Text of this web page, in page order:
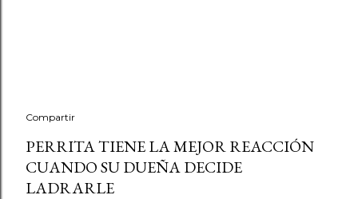
Compartir
PERRITA TIENE LA MEJOR REACCIÓN
CUANDO SU DUEÑA DECIDE
LADRARLE